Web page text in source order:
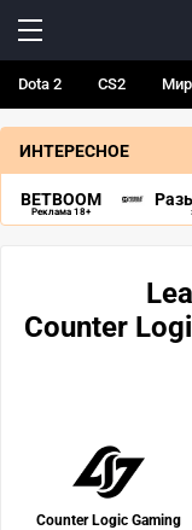
Dota 2 CS2
ИНТЕРЕСНОЕ
BETBOOM
Реклама 18+
Counter
Counter Logic Gaming